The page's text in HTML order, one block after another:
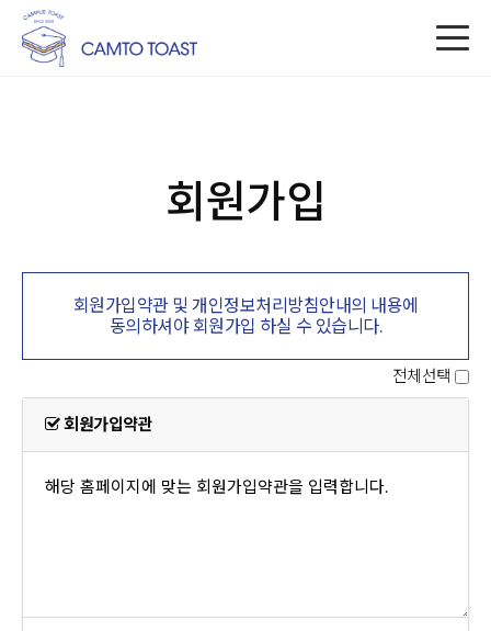
회원가입
회원가입약관 및 개인정보처리방침안내의 내용에
동의하셔야 회원가입 하실 수 있습니다.
전체선택
회원가입약관